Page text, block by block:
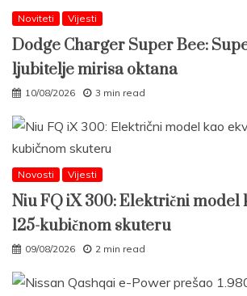
Noviteti Vijesti
Dodge Charger Super Bee:
ljubitelje mirisa oktana
10/08/2026 3 min read
Novosti Vijesti
Niu FQ iX 300: Električni model
125-kubičnom skuteru
09/08/2026 2 min read